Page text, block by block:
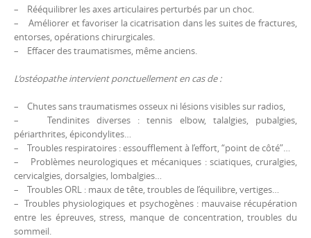
– Rééquilibrer les axes articulaires perturbés par un choc.
– Améliorer et favoriser la cicatrisation dans les suites de fractures,
entorses, opérations chirurgicales.
– Effacer des traumatismes, même anciens.
L’ostéopathe intervient ponctuellement en cas de :
– Chutes sans traumatismes osseux ni lésions visibles sur radios,
– Tendinites diverses : tennis elbow, talalgies, pubalgies,
périarthrites, épicondylites…
– Troubles respiratoires : essoufflement à l’effort, “point de côté”…
– Problèmes neurologiques et mécaniques : sciatiques, cruralgies,
cervicalgies, dorsalgies, lombalgies…
– Troubles ORL : maux de tête, troubles de l’équilibre, vertiges…
– Troubles physiologiques et psychogènes : mauvaise récupération
entre les épreuves, stress, manque de concentration, troubles du
sommeil.